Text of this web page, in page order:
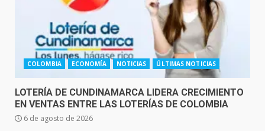
COLOMBIA ECONOMÍA NOTICIAS ÚLTIMAS NOTICIAS
LOTERÍA DE CUNDINAMARCA LIDERA CRECIMIENTO
EN VENTAS ENTRE LAS LOTERÍAS DE COLOMBIA
6 de agosto de 2026